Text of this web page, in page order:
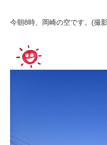
今朝8時、岡崎の空です。(撮